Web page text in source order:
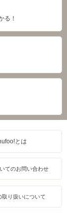
る！
とは
てのお問い合わせ
取り扱いについて